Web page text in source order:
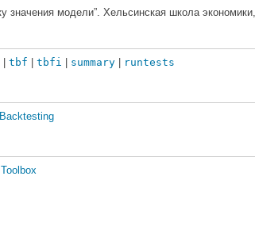
значения модели”. Хельсинская школа
tbf tbfi summary runtests